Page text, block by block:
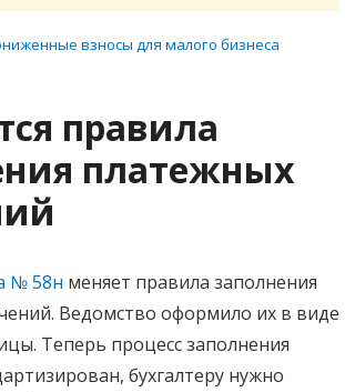
взносы для малого бизнеса
правила
платежных
№ 58н меняет правила заполнения
Ведомство оформило их в виде
Теперь процесс заполнения
бухгалтеру нужно